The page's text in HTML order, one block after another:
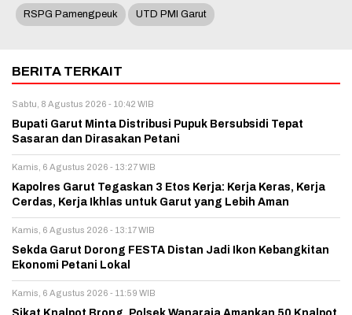
RSPG Pamengpeuk UTD PMI Garut
BERITA TERKAIT
Sabtu, 8 Agustus 2026 - 10:42 WIB
Bupati Garut Minta Distribusi Pupuk Bersubsidi Tepat
Sasaran dan Dirasakan Petani
Kamis, 6 Agustus 2026 - 13:27 WIB
Kapolres Garut Tegaskan 3 Etos Kerja: Kerja Keras, Kerja
Cerdas, Kerja Ikhlas untuk Garut yang Lebih Aman
Kamis, 6 Agustus 2026 - 13:17 WIB
Sekda Garut Dorong FESTA Distan Jadi Ikon Kebangkitan
Ekonomi Petani Lokal
Kamis, 6 Agustus 2026 - 11:59 WIB